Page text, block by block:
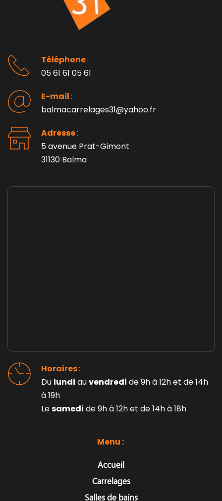
Menu :
Accueil
Carrelages
Salles de bains
Horaires :
Du lundi au vendredi de 9h à 12h et de 14h
à 19h
Le samedi de 9h à 12h et de 14h à 18h
Téléphone :
05 61 61 05 61
E-mail :
balmacarrelages31@yahoo.fr
Adresse :
5 avenue Prat-Gimont
31130 Balma